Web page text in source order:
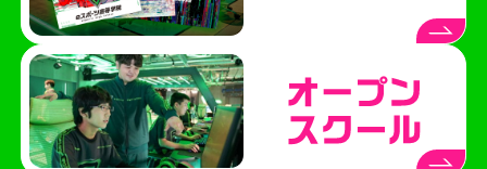
テレビ愛知
ハイスクールeスポーツライフ
授業
中学生コース
海外視察
STAGE:0
シブヤeスタジアム
ブクロeスタジアム
ナゴヤeスタジアム